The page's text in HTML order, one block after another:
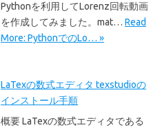
Pythonを利用してLorenz回転動画
を作成してみました。mat… Read
More: PythonでのLo… »
LaTexの数式エディタ texstudioの
インストール手順
概要 LaTexの数式エディタである